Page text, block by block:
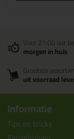
Voor 21:00 uur
morgen in huis
Grootste
uit voorraad
Informatie
Tips en tricks